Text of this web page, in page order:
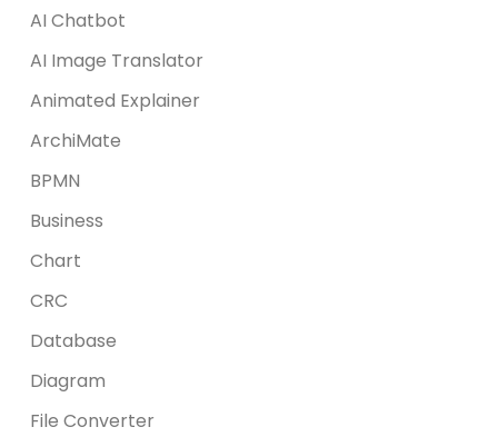
AI Chatbot
AI Image Translator
Animated Explainer
ArchiMate
BPMN
Business
Chart
CRC
Database
Diagram
File Converter